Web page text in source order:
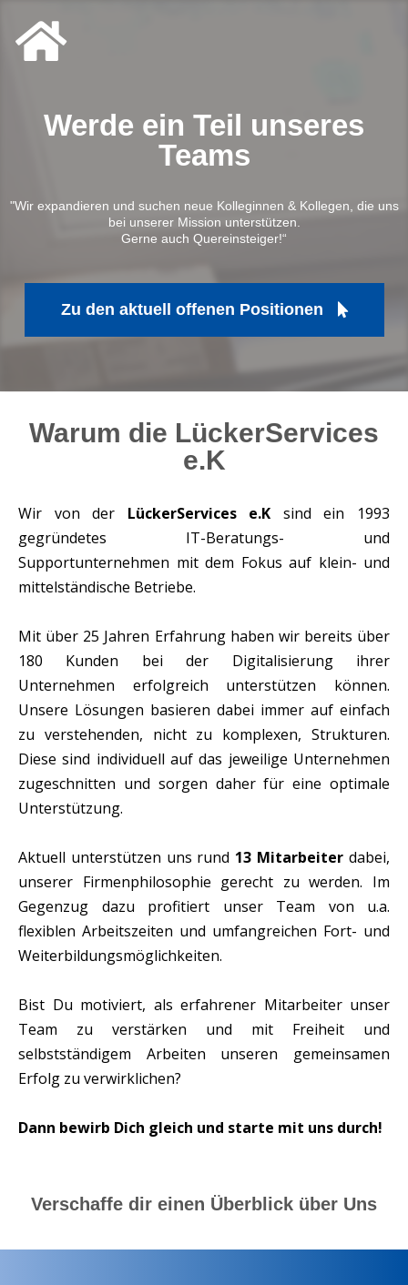
Werde ein Teil unseres
Teams
"Wir expandieren und suchen neue Kolleginnen & Kollegen, die uns
bei unserer Mission unterstützen.
Gerne auch Quereinsteiger!“
Zu den aktuell offenen Positionen
Warum die LückerServices
e.K
Wir von der LückerServices e.K sind ein 1993
gegründetes IT-Beratungs- und
Supportunternehmen mit dem Fokus auf klein- und
mittelständische Betriebe.
Mit über 25 Jahren Erfahrung haben wir bereits über
180 Kunden bei der Digitalisierung ihrer
Unternehmen erfolgreich unterstützen können.
Unsere Lösungen basieren dabei immer auf einfach
zu verstehenden, nicht zu komplexen, Strukturen.
Diese sind individuell auf das jeweilige Unternehmen
zugeschnitten und sorgen daher für eine optimale
Unterstützung.
Aktuell unterstützen uns rund 13 Mitarbeiter dabei,
unserer Firmenphilosophie gerecht zu werden. Im
Gegenzug dazu profitiert unser Team von u.a.
flexiblen Arbeitszeiten und umfangreichen Fort- und
Weiterbildungsmöglichkeiten.
Bist Du motiviert, als erfahrener Mitarbeiter unser
Team zu verstärken und mit Freiheit und
selbstständigem Arbeiten unseren gemeinsamen
Erfolg zu verwirklichen?
Dann bewirb Dich gleich und starte mit uns durch!
Verschaffe dir einen Überblick über Uns